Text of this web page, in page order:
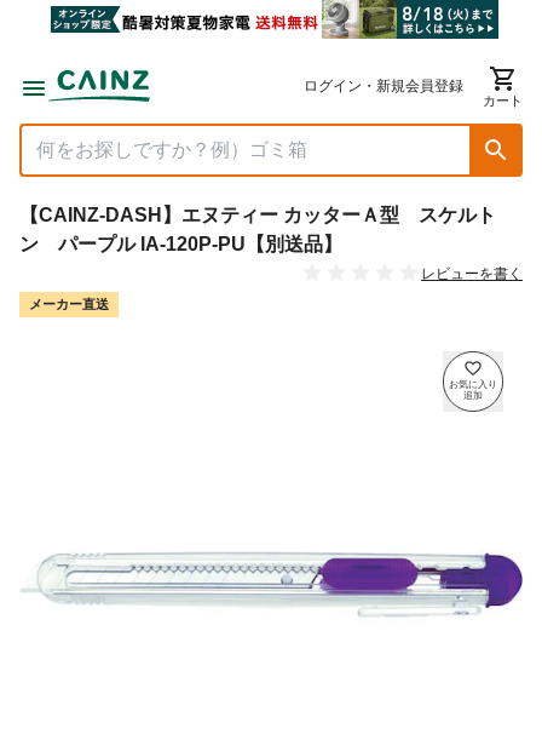
ログイン・新規会員登録
カート
【CAINZ-DASH】エヌティー カッターＡ型 スケルト
ン パープル IA-120P-PU【別送品】
レビューを書く
メーカー直送